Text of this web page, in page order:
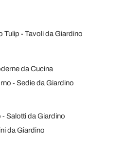
Tulip Tavoli da Giardino
da Cucina
Sedie da Giardino
Salotti da Giardino
da Giardino